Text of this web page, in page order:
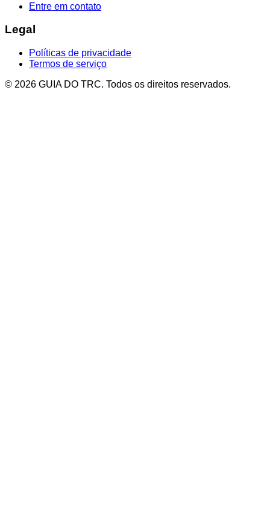
Entre em contato
Legal
Políticas de privacidade
Termos de serviço
© 2026 GUIA DO TRC. Todos os direitos reservados.